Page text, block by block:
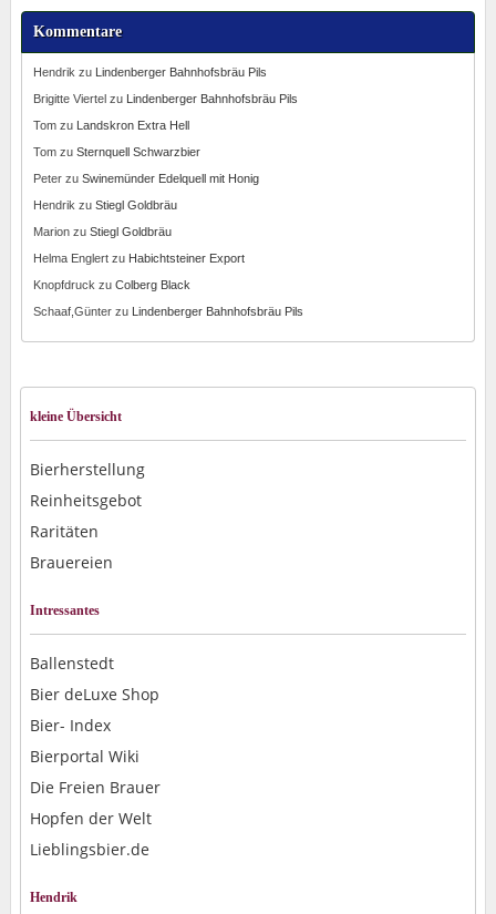
Kommentare
Hendrik zu Lindenberger Bahnhofsbräu Pils
Brigitte Viertelzu Lindenberger Bahnhofsbräu Pils
Tomzu Landskron Extra Hell
Tomzu Sternquell Schwarzbier
Peterzu Swinemünder Edelquell mit Honig
Hendrik zu Stiegl Goldbräu
Marionzu Stiegl Goldbräu
Helma Englertzu Habichtsteiner Export
Knopfdruck zu Colberg Black
Schaaf,Günterzu Lindenberger Bahnhofsbräu Pils
kleine Übersicht
Bierherstellung
Reinheitsgebot
Raritäten
Brauereien
Intressantes
Ballenstedt
Bier deLuxe Shop
Bier- Index
Bierportal Wiki
Die Freien Brauer
Hopfen der Welt
Lieblingsbier.de
Hendrik